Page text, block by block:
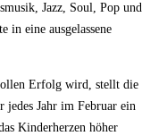
Jazz, Soul, Pop und
in eine ausgelassene
Erfolg wird, stellt die
Jahr im Februar ein
Kinderherzen höher